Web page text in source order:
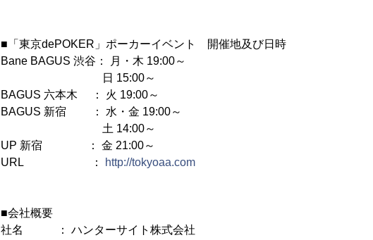
■「東京dePOKER」ポーカーイベント 開催地及び日時
Bane BAGUS 渋谷： 月・木 19:00～
日 15:00～
BAGUS 六本木 ： 火 19:00～
BAGUS 新宿 ： 水・金 19:00～
土 14:00～
UP 新宿 ： 金 21:00～
URL ：
http://tokyoaa.com
■会社概要
社名 ： ハンターサイト株式会社